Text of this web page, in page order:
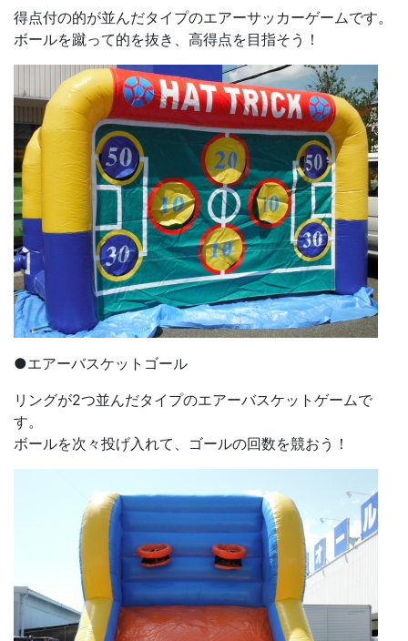
得点付の的が並んだタイプのエアーサッカーゲームです。
ボールを蹴って的を抜き、高得点を目指そう！
●エアーバスケットゴール
リングが2つ並んだタイプのエアーバスケットゲームで
す。
ボールを次々投げ入れて、ゴールの回数を競おう！